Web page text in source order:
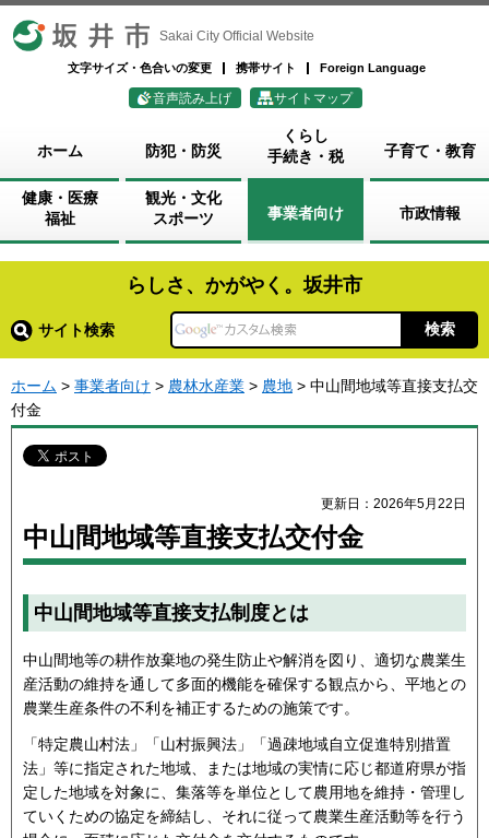
坂井市 Sakai City Official Website
文字サイズ・色合いの変更 携帯サイト Foreign Language
音声読み上げ サイトマップ
ホーム 防犯・防災
くらし
手続き・税
子育て・教育
健康・医療
福祉
観光・文化
スポーツ
事業者向け 市政情報
らしさ、かがやく。坂井市
サイト検索
ホーム > 事業者向け > 農林水産業 > 農地 > 中山間地域等直接支払交
付金
更新日：2026年5月22日
中山間地域等直接支払交付金
中山間地域等直接支払制度とは
中山間地等の耕作放棄地の発生防止や解消を図り、適切な農業生
産活動の維持を通して多面的機能を確保する観点から、平地との
農業生産条件の不利を補正するための施策です。
「特定農山村法」「山村振興法」「過疎地域自立促進特別措置
法」等に指定された地域、または地域の実情に応じ都道府県が指
定した地域を対象に、集落等を単位として農用地を維持・管理し
ていくための協定を締結し、それに従って農業生産活動等を行う